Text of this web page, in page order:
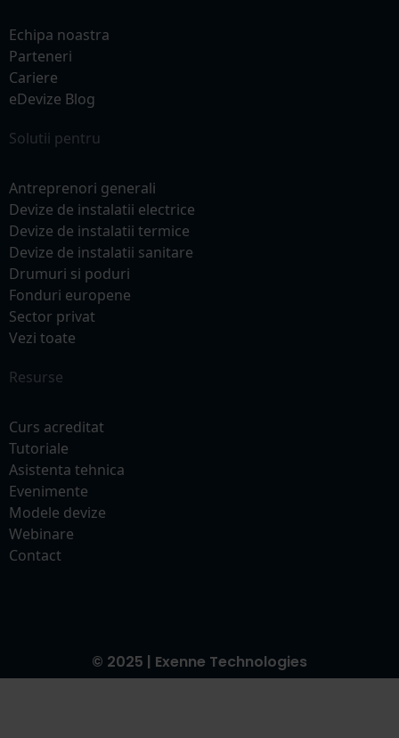
Echipa noastra
Parteneri
Cariere
eDevize Blog
Solutii pentru
Antreprenori generali
Devize de instalatii electrice
Devize de instalatii termice
Devize de instalatii sanitare
Drumuri si poduri
Fonduri europene
Sector privat
Vezi toate
Resurse
Curs acreditat
Tutoriale
Asistenta tehnica
Evenimente
Modele devize
Webinare
Contact
© 2025 | Exenne Technologies